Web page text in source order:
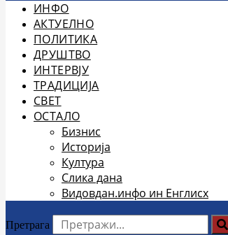
ИНФО
АКТУЕЛНО
ПОЛИТИКА
ДРУШТВО
ИНТЕРВЈУ
ТРАДИЦИЈА
СВЕТ
ОСТАЛО
Бизнис
Историја
Култура
Слика дана
Видовдан.инфо ин Енглисх
Претрага